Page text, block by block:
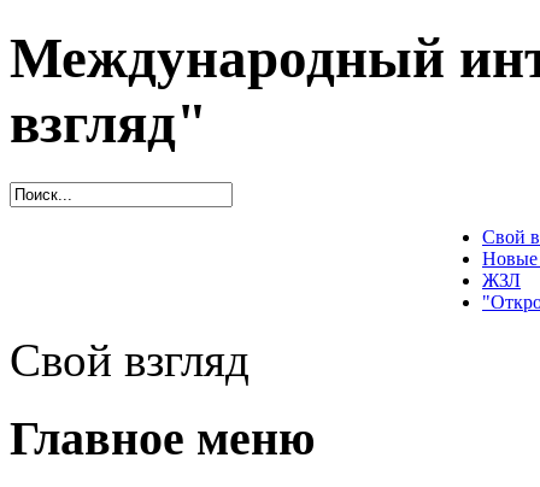
Международный
взгляд"
Свой
Новые
ЖЗЛ
Свой взгляд
Главное меню